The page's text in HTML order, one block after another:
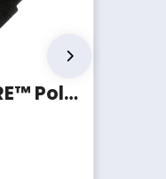
Impact AWARE™ Polylana® beanie